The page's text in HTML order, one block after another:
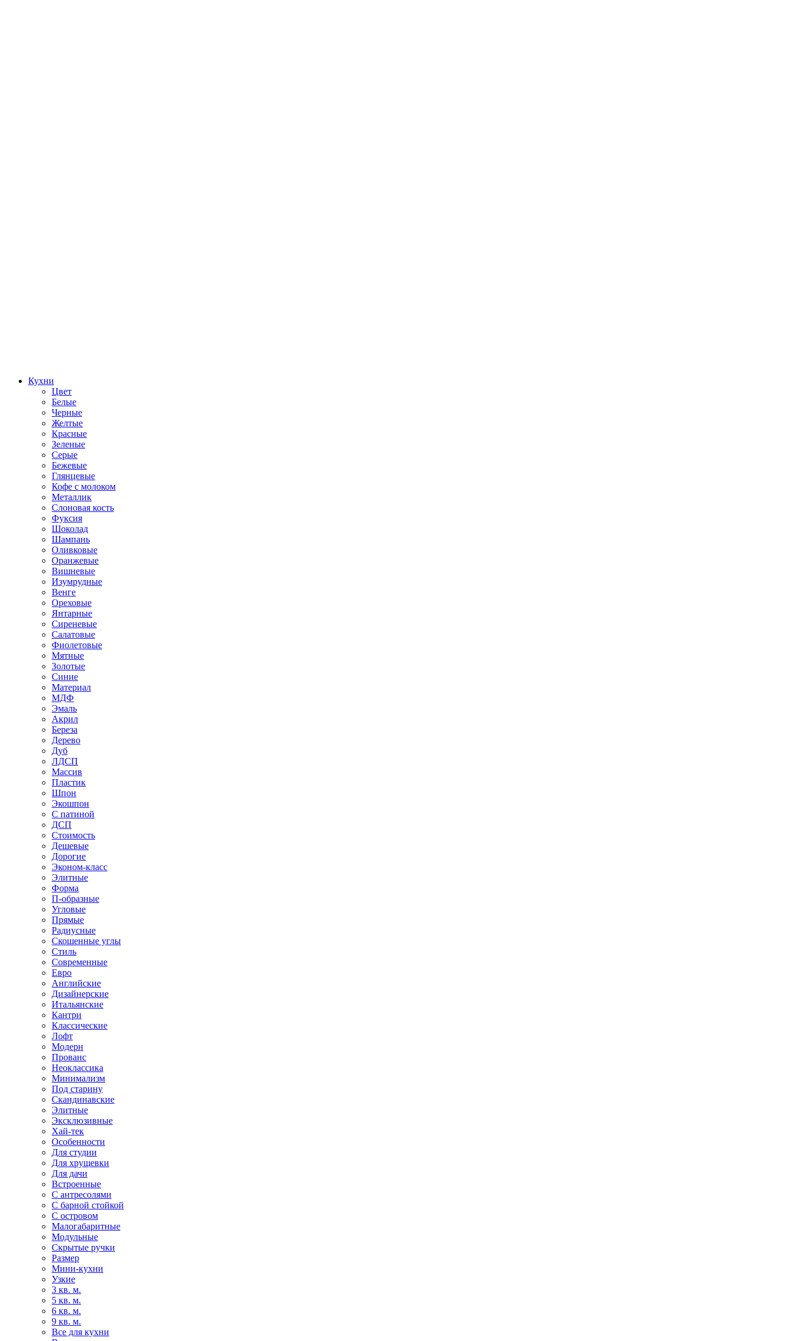
Кухни
Цвет
Белые
Черные
Желтые
Красные
Зеленые
Серые
Бежевые
Глянцевые
Кофе с молоком
Металлик
Слоновая кость
Фуксия
Шоколад
Шампань
Оливковые
Оранжевые
Вишневые
Изумрудные
Венге
Ореховые
Янтарные
Сиреневые
Салатовые
Фиолетовые
Мятные
Золотые
Синие
Материал
МДФ
Эмаль
Акрил
Береза
Дерево
Дуб
ЛДСП
Массив
Пластик
Шпон
Экошпон
С патиной
ДСП
Стоимость
Дешевые
Дорогие
Эконом-класс
Элитные
Форма
П-образные
Угловые
Прямые
Радиусные
Скошенные углы
Стиль
Современные
Евро
Английские
Дизайнерские
Итальянские
Кантри
Классические
Лофт
Модерн
Прованс
Неоклассика
Минимализм
Под старину
Скандинавские
Элитные
Эксклюзивные
Хай-тек
Особенности
Для студии
Для хрущевки
Для дачи
Встроенные
С антресолями
С барной стойкой
С островом
Малогабаритные
Модульные
Скрытые ручки
Размер
Мини-кухни
Узкие
3 кв. м.
5 кв. м.
6 кв. м.
9 кв. м.
Все для кухни